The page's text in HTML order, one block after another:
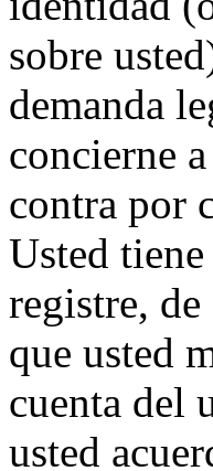
sobre
demanda
concierne
contra por
Usted
registre,
que usted
cuenta del
usted